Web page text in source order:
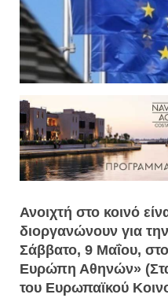
Ανοιχτή στο κοινό
διοργανώνουν για
Σάββατο, 9 Μαΐου,
Ευρώπη Αθηνών»
του Ευρωπαϊκού